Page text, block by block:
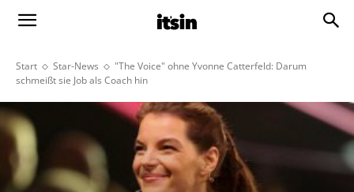
Start Star-News
"The Voice" ohne Yvonne Catterfeld: Darum
schmeißt sie Job als Coach hin